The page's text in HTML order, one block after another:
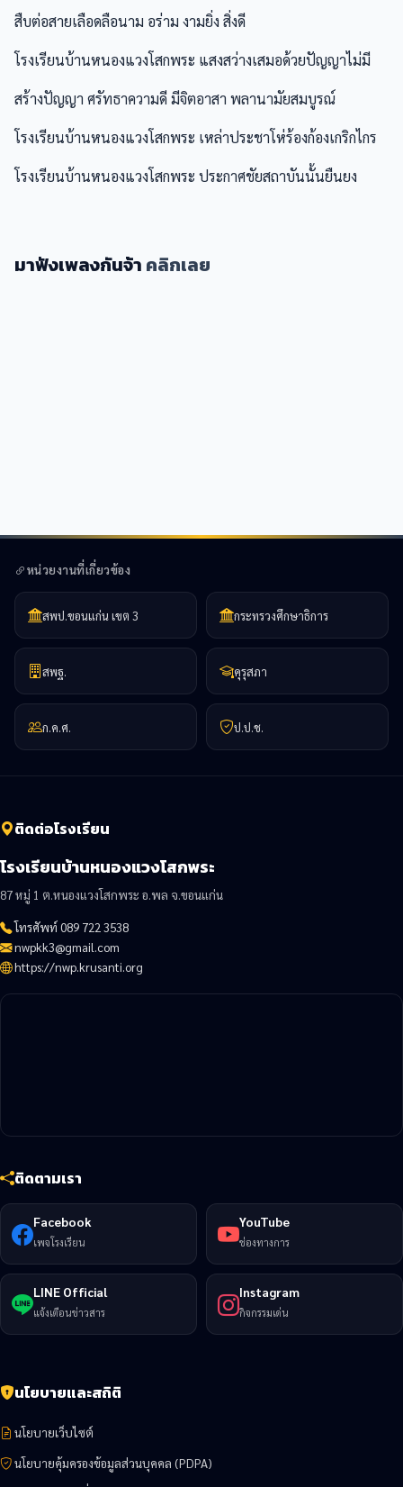
สืบต่อสายเลือดลือนาม อร่าม งามยิ่ง สิ่งดี
โรงเรียนบ้านหนองแวงโสกพระ แสงสว่างเสมอด้วยปัญญาไม่มี
สร้างปัญญา ศรัทธาความดี มีจิตอาสา พลานามัยสมบูรณ์
โรงเรียนบ้านหนองแวงโสกพระ เหล่าประชาโห่ร้องก้องเกริกไกร
โรงเรียนบ้านหนองแวงโสกพระ ประกาศชัยสถาบันนั้นยืนยง
มาฟังเพลงกันจ้า คลิกเลย
หน่วยงานที่เกี่ยวข้อง
สพป.ขอนแก่น เขต 3 กระทรวงศึกษาธิการ
สพฐ. คุรุสภา
ก.ค.ศ. ป.ป.ช.
ติดต่อโรงเรียน
โรงเรียนบ้านหนองแวงโสกพระ
87 หมู่ 1 ต.หนองแวงโสกพระ อ.พล จ.ขอนแก่น
โทรศัพท์ 089 722 3538
nwpkk3@gmail.com
https://nwp.krusanti.org
ติดตามเรา
Facebook
เพจโรงเรียน
YouTube
ช่องทางการ
LINE Official
แจ้งเตือนข่าวสาร
Instagram
กิจกรรมเด่น
นโยบายและสถิติ
นโยบายเว็บไซต์
นโยบายคุ้มครองข้อมูลส่วนบุคคล (PDPA)